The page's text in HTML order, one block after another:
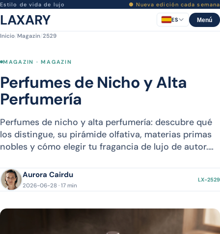
Estilo de vida de lujo ● Nueva edición cada semana
LAXARY ES Menú
Inicio/Magazin/2529
MAGAZIN · MAGAZIN
Perfumes de Nicho y Alta
Perfumería
Perfumes de nicho y alta perfumería: descubre qué
los distingue, su pirámide olfativa, materias primas
nobles y cómo elegir tu fragancia de lujo de autor.…
Aurora Cairdu
2026-06-28 · 17 min
LX-2529